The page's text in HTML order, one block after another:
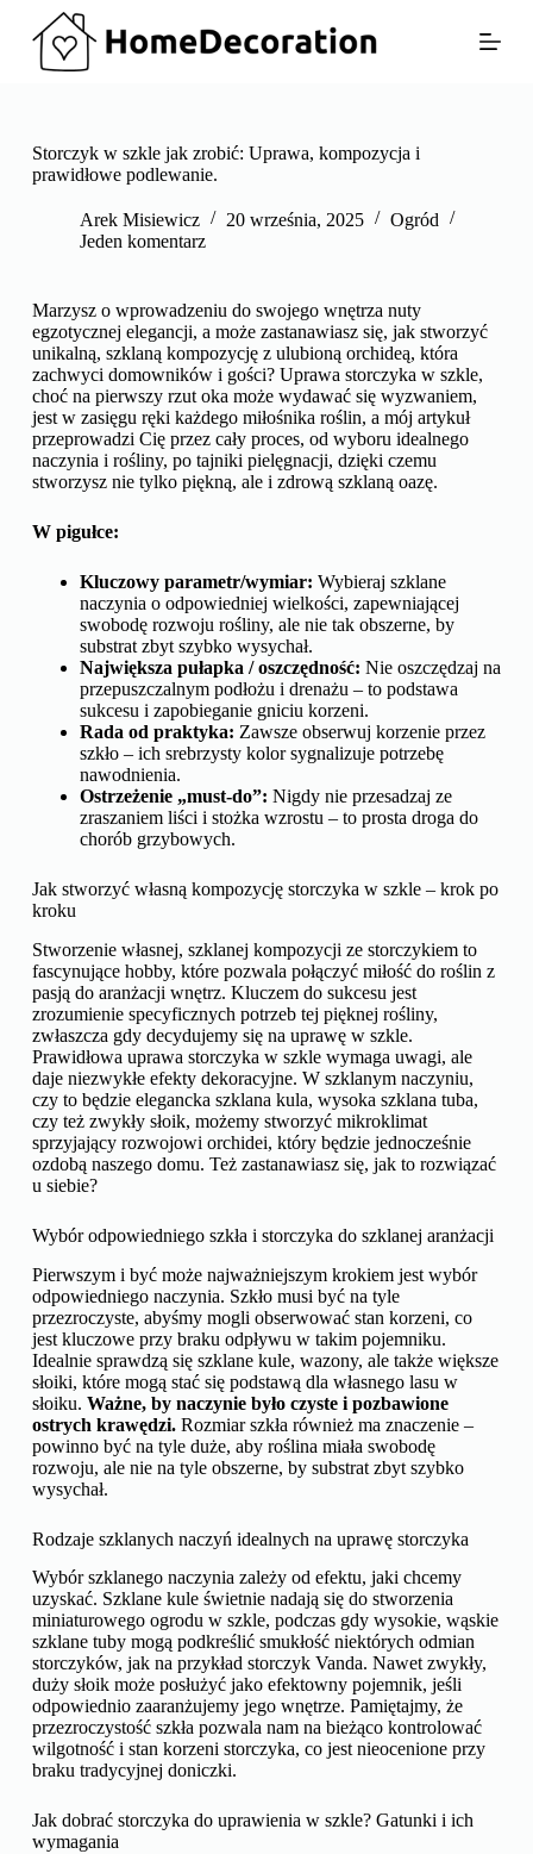
d
Storczyk w szkle jak zrobić: Uprawa, kompozycja i
prawidłowe podlewanie.
Arek Misiewicz 20 września, 2025
Ogród
Jeden komentarz
Marzysz o wprowadzeniu do swojego wnętrza nuty
egzotycznej elegancji, a może zastanawiasz się, jak stworzyć
unikalną, szklaną kompozycję z ulubioną orchideą, która
zachwyci domowników i gości? Uprawa storczyka w szkle,
choć na pierwszy rzut oka może wydawać się wyzwaniem,
jest w zasięgu ręki każdego miłośnika roślin, a mój artykuł
przeprowadzi Cię przez cały proces, od wyboru idealnego
naczynia i rośliny, po tajniki pielęgnacji, dzięki czemu
stworzysz nie tylko piękną, ale i zdrową szklaną oazę.
W pigułce:
Kluczowy parametr/wymiar: Wybieraj szklane
naczynia o odpowiedniej wielkości, zapewniającej
swobodę rozwoju rośliny, ale nie tak obszerne, by
substrat zbyt szybko wysychał.
Największa pułapka / oszczędność: Nie oszczędzaj na
przepuszczalnym podłożu i drenażu – to podstawa
sukcesu i zapobieganie gniciu korzeni.
Rada od praktyka: Zawsze obserwuj korzenie przez
szkło – ich srebrzysty kolor sygnalizuje potrzebę
nawodnienia.
Ostrzeżenie „must-do”: Nigdy nie przesadzaj ze
zraszaniem liści i stożka wzrostu – to prosta droga do
chorób grzybowych.
Jak stworzyć własną kompozycję storczyka w szkle – krok po
kroku
Stworzenie własnej, szklanej kompozycji ze storczykiem to
fascynujące hobby, które pozwala połączyć miłość do roślin z
pasją do aranżacji wnętrz. Kluczem do sukcesu jest
zrozumienie specyficznych potrzeb tej pięknej rośliny,
zwłaszcza gdy decydujemy się na uprawę w szkle.
Prawidłowa uprawa storczyka w szkle wymaga uwagi, ale
daje niezwykłe efekty dekoracyjne. W szklanym naczyniu,
czy to będzie elegancka szklana kula, wysoka szklana tuba,
czy też zwykły słoik, możemy stworzyć mikroklimat
sprzyjający rozwojowi orchidei, który będzie jednocześnie
ozdobą naszego domu. Też zastanawiasz się, jak to rozwiązać
u siebie?
Wybór odpowiedniego szkła i storczyka do szklanej aranżacji
Pierwszym i być może najważniejszym krokiem jest wybór
odpowiedniego naczynia. Szkło musi być na tyle
przezroczyste, abyśmy mogli obserwować stan korzeni, co
jest kluczowe przy braku odpływu w takim pojemniku.
Idealnie sprawdzą się szklane kule, wazony, ale także większe
słoiki, które mogą stać się podstawą dla własnego lasu w
słoiku. Ważne, by naczynie było czyste i pozbawione
ostrych krawędzi.Rozmiar szkła również ma znaczenie –
powinno być na tyle duże, aby roślina miała swobodę
rozwoju, ale nie na tyle obszerne, by substrat zbyt szybko
wysychał.
Rodzaje szklanych naczyń idealnych na uprawę storczyka
Wybór szklanego naczynia zależy od efektu, jaki chcemy
uzyskać. Szklane kule świetnie nadają się do stworzenia
miniaturowego ogrodu w szkle, podczas gdy wysokie, wąskie
szklane tuby mogą podkreślić smukłość niektórych odmian
storczyków, jak na przykład storczyk Vanda. Nawet zwykły,
duży słoik może posłużyć jako efektowny pojemnik, jeśli
odpowiednio zaaranżujemy jego wnętrze. Pamiętajmy, że
przezroczystość szkła pozwala nam na bieżąco kontrolować
wilgotność i stan korzeni storczyka, co jest nieocenione przy
braku tradycyjnej doniczki.
Jak dobrać storczyka do uprawienia w szkle? Gatunki i ich
wymagania